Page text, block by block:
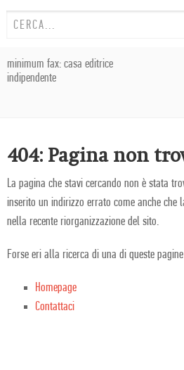
minimum fax: casa editrice
indipendente
404: Pagina non
La pagina che stavi cercando non è stata
inserito un indirizzo errato come anche che
nella recente riorganizzazione del sito.
Forse eri alla ricerca di una di queste
Homepage
Contattaci